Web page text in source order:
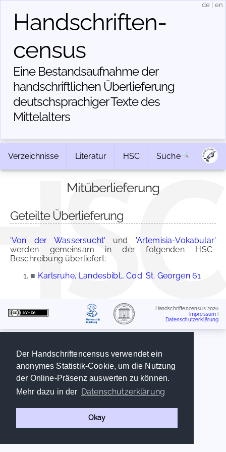
Der Handschriftencensus verwendet ein
anonymes Statistik-Cookie, um die Nutzung
der Online-Präsenz auswerten zu können.
Mehr dazu in der Datenschutzerklärung
Okay
Handschriften­
census
Eine Bestandsaufnahme der
handschriftlichen Über­lieferung
deutschsprachiger Texte des
Mittelalters
de en
Verzeichnisse Literatur HSC Suche
Mitüberlieferung
Geteilte Überlieferung
'Von der Wassersucht' und 'Artemisia-Vokabular'
werden gemeinsam in der folgenden HSC-
Beschreibung überliefert:
■ Karlsruhe, Landesbibl., Cod. St. Georgen 61
Handschriftencensus 2026
Impressum
Datenschutzerklärung